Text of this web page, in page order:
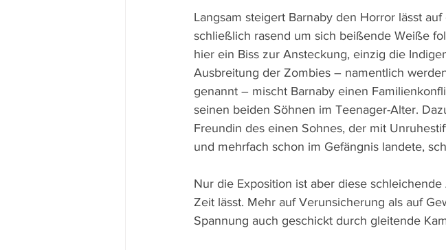
Langsam steigert Barnaby den Horror lässt
schließlich rasend um sich beißende Weiße
hier ein Biss zur Ansteckung, einzig die
Ausbreitung der Zombies – namentlich
genannt – mischt Barnaby einen
seinen beiden Söhnen im Teenager-Alter.
Freundin des einen Sohnes, der mit
und mehrfach schon im Gefängnis landete,
Nur die Exposition ist aber diese
Zeit lässt. Mehr auf Verunsicherung als auf
Spannung auch geschickt durch gleitende